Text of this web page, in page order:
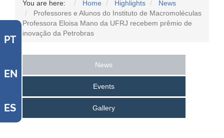
PT
EN
ES
You are here: Home Highlights
News
Professores e Alunos do Instituto de Macromoléculas
Professora Eloisa Mano da UFRJ recebem prêmio de
inovação da Petrobras
News
Events
Gallery